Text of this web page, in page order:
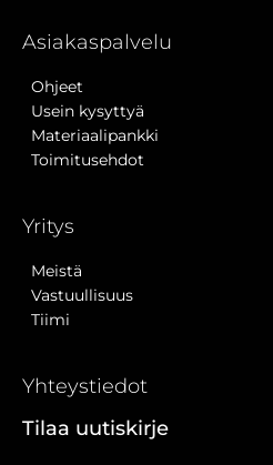
Asiakaspalvelu
Ohjeet
Usein kysyttyä
Materiaalipankki
Toimitusehdot
Yritys
Meistä
Vastuullisuus
Tiimi
Yhteystiedot
Tilaa uutiskirje